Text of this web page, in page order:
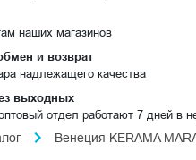
наших магазинов
и возврат
надлежащего качества
выходных
отдел работают 7 дней в
Венеция KERAMA